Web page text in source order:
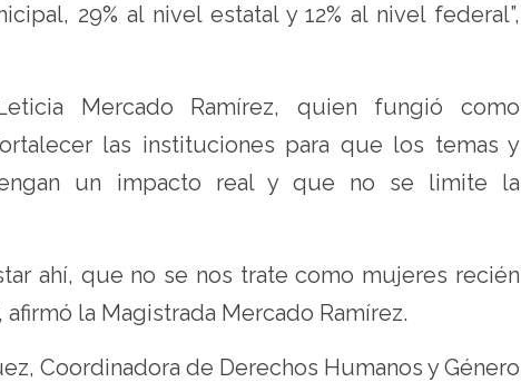
29% al nivel estatal y 12% al nivel federal”,
Mercado Ramírez, quien fungió como
las instituciones para que los temas y
un impacto real y que no se limite la
ahí, que no se nos trate como mujeres recién
la Magistrada Mercado Ramírez.
Coordinadora de Derechos Humanos y Género